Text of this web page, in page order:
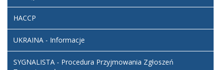
HACCP
UKRAINA - Informacje
SYGNALISTA - Procedura Przyjmowania Zgłoszeń